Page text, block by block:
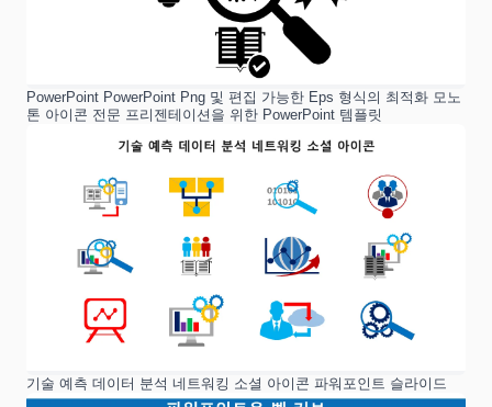
PowerPoint PowerPoint Png 및 편집 가능한 Eps 형식의 최적화 모노
톤 아이콘 전문 프리젠테이션을 위한 PowerPoint 템플릿
기술 예측 데이터 분석 네트워킹 소셜 아이콘 파워포인트 슬라이드